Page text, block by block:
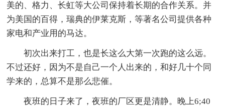
美的、格力、长虹等大公司保持着长期的合作关系。并
为美国的百得，瑞典的伊莱克斯，等著名公司提供各种
家电和产业用的马达。
初次出来打工，也是长这么大第一次跑的这么远。
不过还好，因为不是自己一个人出来的，和好几十个同
学来的，总算不是那么悲催。
夜班的日子来了，夜班的厂区更是清静。晚上6;40